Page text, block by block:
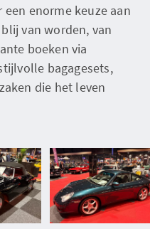
enorme keuze aan
van worden, van
boeken via
bagagesets,
die het leven